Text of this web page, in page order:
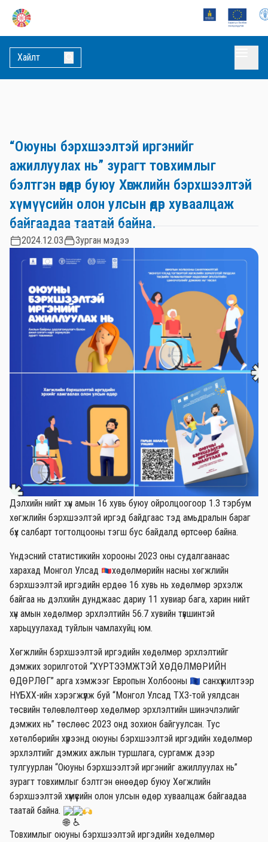
“Оюуны бэрхшээлтэй иргэнийг
ажиллуулах нь” зурагт товхимлыг
бэлтгэн өнөөдөр буюу Хөгжлийн бэрхшээлтэй
хүмүүсийн олон улсын өдөр хуваалцаж
байгаадаа таатай байна.
2024.12.03 Зурган мэдээ
Дэлхийн нийт хүн амын 16 хувь буюу ойролцоогоор 1.3 тэрбум
хөгжлийн бэрхшээлтэй иргэд байдгаас тэд амьдралын бараг
бүх салбарт тогтолцооны тэгш бус байдалд өртсөөр байна.
Үндэсний статистикийн хорооны 2023 оны судалгаанаас
харахад Монгол Улсад
хөдөлмөрийн насны хөгжлийн
бэрхшээлтэй иргэдийн ердөө 16 хувь нь хөдөлмөр эрхэлж
байгаа нь дэлхийн дунджаас дариу 11 хувиар бага, харин нийт
хүн амын хөдөлмөр эрхлэлтийн 56.7 хувийн түвшинтэй
харьцуулахад туйлын чамлахуйц юм.
Хөгжлийн бэрхшээлтэй иргэдийн хөдөлмөр эрхлэлтийг
дэмжих зорилготой “ХҮРТЭЭМЖТЭЙ ХӨДӨЛМӨРИЙН
ӨДӨРЛӨГ” арга хэмжээг Европын Холбооны
санхүүжилтээр
НҮБХХ-ийн хэрэгжүүлж буй “Монгол Улсад ТХЗ-той уялдсан
төсвийн төлөвлөлтөөр хөдөлмөр эрхлэлтийн шинэчлэлийг
дэмжих нь” төслөөс 2023 онд зохион байгуулсан. Тус
хөтөлбөрийн хүрээнд оюуны бэрхшээлтэй иргэдийн хөдөлмөр
эрхлэлтийг дэмжих ажлын туршлага, сургамж дээр
тулгуурлан “Оюуны бэрхшээлтэй иргэнийг ажиллуулах нь”
зурагт товхимлыг бэлтгэн өнөөдөр буюу Хөгжлийн
бэрхшээлтэй хүмүүсийн олон улсын өдөр хуваалцаж байгаадаа
таатай байна.
Товхимлыг оюуны бэрхшээлтэй иргэдийн хөдөлмөр